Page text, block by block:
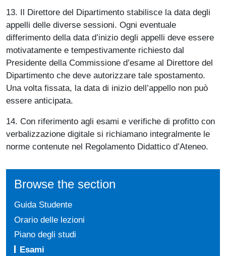
13. Il Direttore del Dipartimento stabilisce la data degli
appelli delle diverse sessioni. Ogni eventuale
differimento della data d’inizio degli appelli deve essere
motivatamente e tempestivamente richiesto dal
Presidente della Commissione d’esame al Direttore del
Dipartimento che deve autorizzare tale spostamento.
Una volta fissata, la data di inizio dell’appello non può
essere anticipata.
14. Con riferimento agli esami e verifiche di profitto con
verbalizzazione digitale si richiamano integralmente le
norme contenute nel Regolamento Didattico d’Ateneo.
Browse the section
Guida Studente
Orario delle lezioni
Piano degli studi
Esami